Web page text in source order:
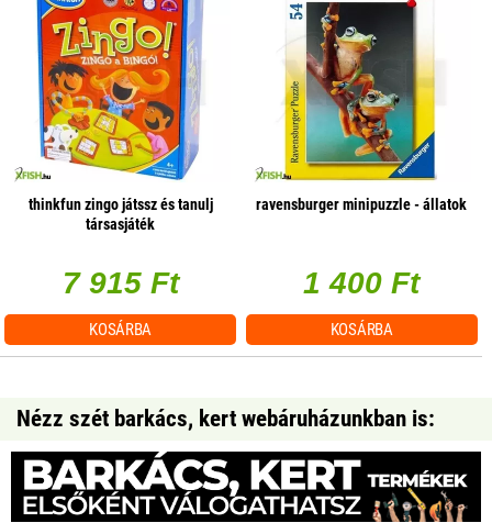
thinkfun zingo játssz és tanulj
társasjáték
7 915 Ft
KOSÁRBA
ravensburger minipuzzle - állatok
1 400 Ft
KOSÁRBA
Nézz szét barkács, kert webáruházunkban is: